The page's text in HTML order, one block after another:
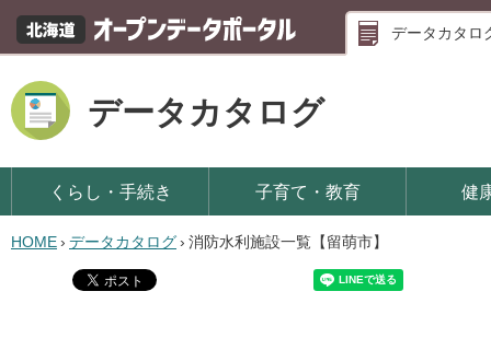
データカタロ
データカタログ
くらし・手続き 子育て・教育 健
HOME› データカタログ› 消防水利施設一覧【留萌市】